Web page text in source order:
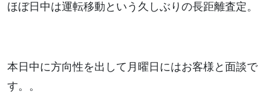
ほぼ日中は運転移動という久しぶりの長距離査定。
本日中に方向性を出して月曜日にはお客様と面談で
す。。